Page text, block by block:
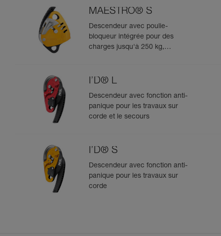
MAESTRO® S
Descendeur avec poulie-
bloqueur intégrée pour des
charges jusqu'à 250 kg,
I’D® L
Descendeur avec fonction anti-
panique pour les travaux sur
corde et le secours
I’D® S
Descendeur avec fonction anti-
panique pour les travaux sur
corde